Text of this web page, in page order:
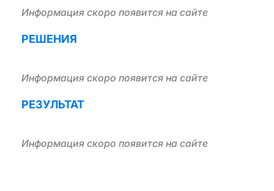
Информация скоро появится на сайте
РЕШЕНИЯ
Информация скоро появится на сайте
РЕЗУЛЬТАТ
Информация скоро появится на сайте